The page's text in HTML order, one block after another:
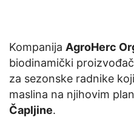
Kompanija AgroHerc
biodinamički
za sezonske radnike
maslina na njihovim
Čapljine.